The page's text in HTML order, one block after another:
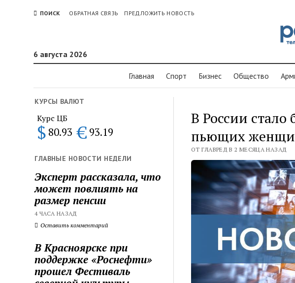
ПОИСК ОБРАТНАЯ СВЯЗЬ ПРЕДЛОЖИТЬ НОВОСТЬ
6 августа 2026
Главная Спорт Бизнес Общество
КУРСЫ ВАЛЮТ
Курс ЦБ
$ 80.93 € 93.19
ГЛАВНЫЕ НОВОСТИ НЕДЕЛИ
Эксперт рассказала, что
может повлиять на
размер пенсии
4 ЧАСА НАЗАД
Оставить комментарий
В Красноярске при
поддержке «Роснефти»
прошел Фестиваль
В России стало
пьющих
ОТ ГЛАВРЕД В 2 МЕСЯЦА НАЗАД